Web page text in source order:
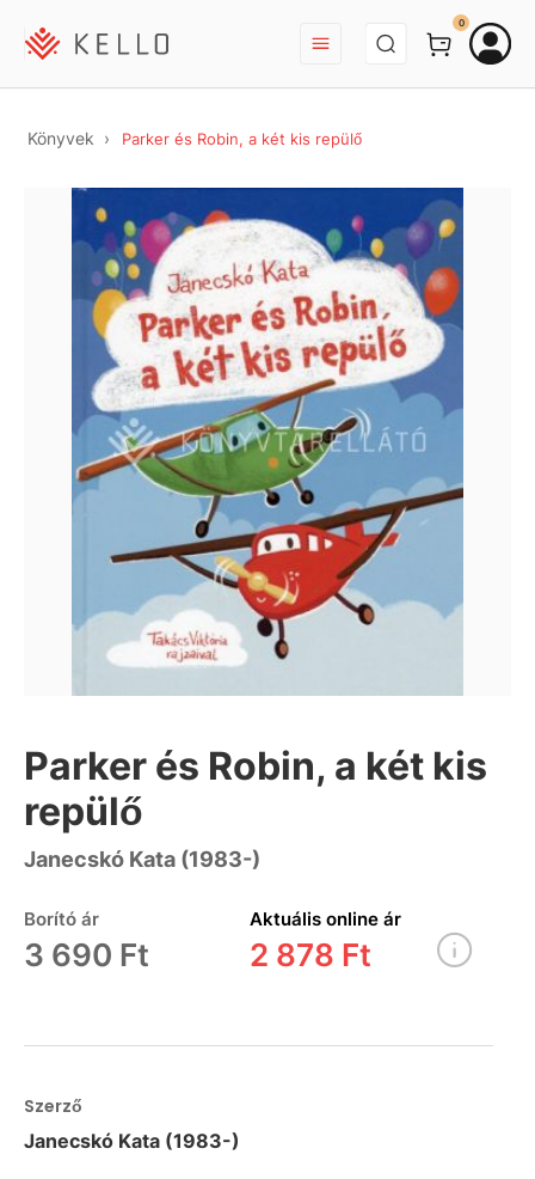
BEJELENTKEZÉS
0
Könyvek Parker és Robin, a két kis repülő
Parker és Robin, a két kis
repülő
Janecskó Kata (1983-)
Borító ár
3 690 Ft
Aktuális online ár
2 878 Ft
Szerző
Janecskó Kata (1983-)